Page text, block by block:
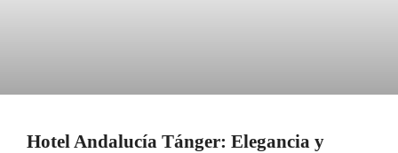
Hotel Andalucía Tánger: Elegancia y